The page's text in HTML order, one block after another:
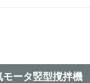
ータ竪型撹拌機